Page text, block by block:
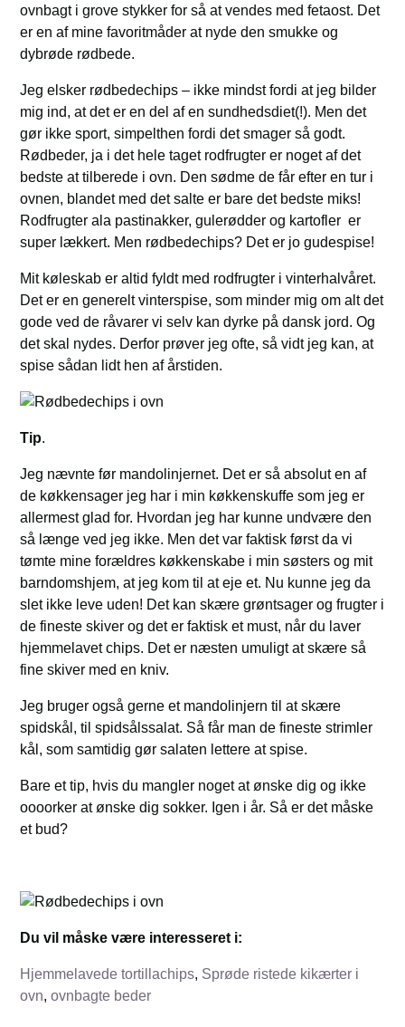
ovnbagt i grove stykker for så at vendes med fetaost. Det
er en af mine favoritmåder at nyde den smukke og
dybrøde rødbede.
Jeg elsker rødbedechips – ikke mindst fordi at jeg bilder
mig ind, at det er en del af en sundhedsdiet(!). Men det
gør ikke sport, simpelthen fordi det smager så godt.
Rødbeder, ja i det hele taget rodfrugter er noget af det
bedste at tilberede i ovn. Den sødme de får efter en tur i
ovnen, blandet med det salte er bare det bedste miks!
Rodfrugter ala pastinakker, gulerødder og kartofler er
super lækkert. Men rødbedechips? Det er jo gudespise!
Mit køleskab er altid fyldt med rodfrugter i vinterhalvåret.
Det er en generelt vinterspise, som minder mig om alt det
gode ved de råvarer vi selv kan dyrke på dansk jord. Og
det skal nydes. Derfor prøver jeg ofte, så vidt jeg kan, at
spise sådan lidt hen af årstiden.
Tip.
Jeg nævnte før mandolinjernet. Det er så absolut en af
de køkkensager jeg har i min køkkenskuffe som jeg er
allermest glad for. Hvordan jeg har kunne undvære den
så længe ved jeg ikke. Men det var faktisk først da vi
tømte mine forældres køkkenskabe i min søsters og mit
barndomshjem, at jeg kom til at eje et. Nu kunne jeg da
slet ikke leve uden! Det kan skære grøntsager og frugter i
de fineste skiver og det er faktisk et must, når du laver
hjemmelavet chips. Det er næsten umuligt at skære så
fine skiver med en kniv.
Jeg bruger også gerne et mandolinjern til at skære
spidskål, til spidsålssalat. Så får man de fineste strimler
kål, som samtidig gør salaten lettere at spise.
Bare et tip, hvis du mangler noget at ønske dig og ikke
oooorker at ønske dig sokker. Igen i år. Så er det måske
et bud?
Du vil måske være interesseret i:
Hjemmelavede tortillachips, Sprøde ristede kikærter i
ovn,ovnbagte beder